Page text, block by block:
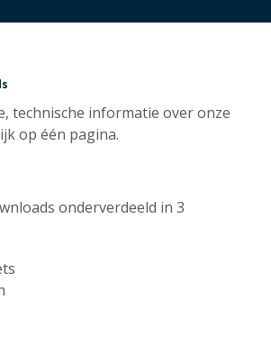
technische informatie over onze
op één pagina.
onderverdeeld in 3